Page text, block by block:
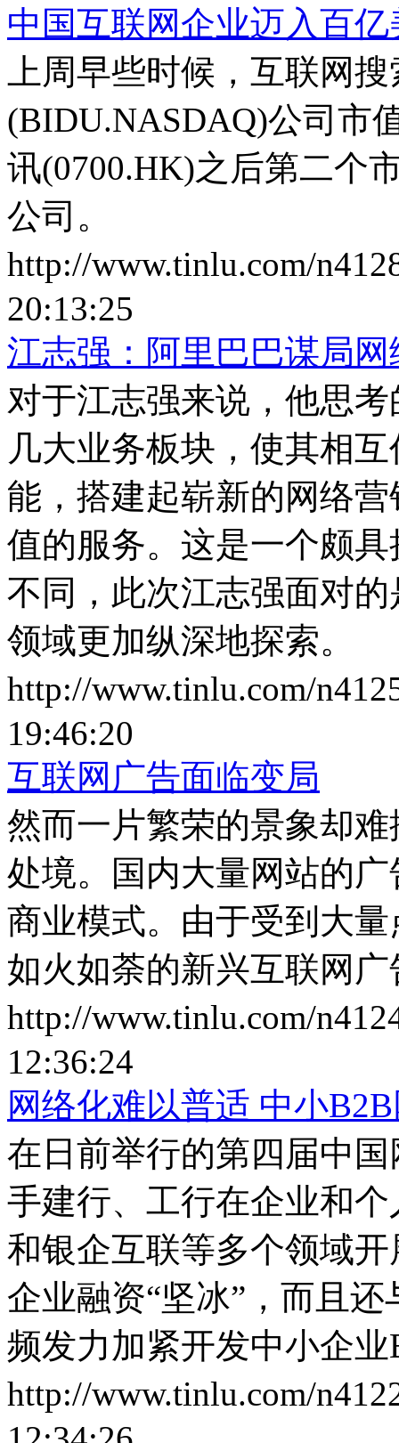
中国互联网企业迈入百
上周早些时候，互联网
(BIDU.NASDAQ)公司市
讯(0700.HK)之后第二个
公司。
http://www.tinlu.com/
20:13:25
江志强：阿里巴巴谋局网
对于江志强来说，他思
几大业务板块，使其相
能，搭建起崭新的网络
值的服务。这是一个颇
不同，此次江志强面对
领域更加纵深地探索。
http://www.tinlu.com/
19:46:20
互联网广告面临变局
然而一片繁荣的景象却
处境。国内大量网站的
商业模式。由于受到大
如火如荼的新兴互联网
http://www.tinlu.com/
12:36:24
网络化难以普适 中小
在日前举行的第四届中
手建行、工行在企业和
和银企互联等多个领域
企业融资“坚冰”，而且
频发力加紧开发中小企
http://www.tinlu.com/